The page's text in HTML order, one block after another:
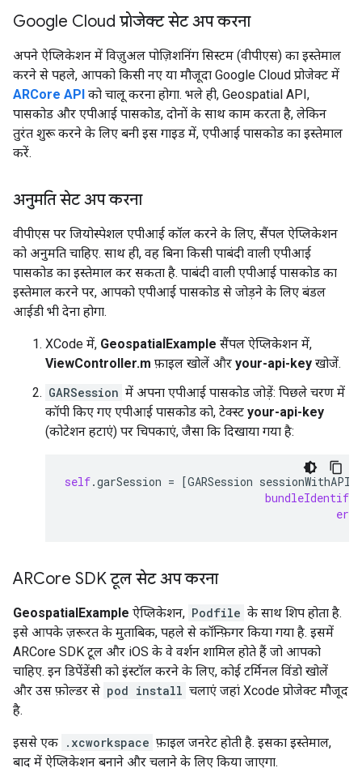
Google Cloud प्रोजेक्ट सेट अप करना
अपने ऐप्लिकेशन में विज़ुअल पोज़िशनिंग सिस्टम (वीपीएस) का इस्तेमाल
करने से पहले, आपको किसी नए या मौजूदा Google Cloud प्रोजेक्ट में
ARCore API को चालू करना होगा. भले ही, Geospatial API,
पासकोड और एपीआई पासकोड, दोनों के साथ काम करता है, लेकिन
तुरंत शुरू करने के लिए बनी इस गाइड में, एपीआई पासकोड का इस्तेमाल
करें.
अनुमति सेट अप करना
वीपीएस पर जियोस्पेशल एपीआई कॉल करने के लिए, सैंपल ऐप्लिकेशन
को अनुमति चाहिए. साथ ही, वह बिना किसी पाबंदी वाली एपीआई
पासकोड का इस्तेमाल कर सकता है. पाबंदी वाली एपीआई पासकोड का
इस्तेमाल करने पर, आपको एपीआई पासकोड से जोड़ने के लिए बंडल
आईडी भी देना होगा.
XCode में, GeospatialExample सैंपल ऐप्लिकेशन में,
ViewController.m फ़ाइल खोलें और your-api-key खोजें.
GARSession में अपना एपीआई पासकोड जोड़ें: पिछले चरण में
कॉपी किए गए एपीआई पासकोड को, टेक्स्ट your-api-key
(कोटेशन हटाएं) पर चिपकाएं, जैसा कि दिखाया गया है:
self.garSession = [GARSession
ARCore SDK टूल सेट अप करना
GeospatialExample ऐप्लिकेशन, Podfile के साथ शिप होता है.
इसे आपके ज़रूरत के मुताबिक, पहले से कॉन्फ़िगर किया गया है. इसमें
ARCore SDK टूल और iOS के वे वर्शन शामिल होते हैं जो आपको
चाहिए. इन डिपेंडेंसी को इंस्टॉल करने के लिए, कोई टर्मिनल विंडो खोलें
और उस फ़ोल्डर से pod install चलाएं जहां Xcode प्रोजेक्ट मौजूद
है.
इससे एक .xcworkspace फ़ाइल जनरेट होती है. इसका इस्तेमाल,
बाद में ऐप्लिकेशन बनाने और चलाने के लिए किया जाएगा.